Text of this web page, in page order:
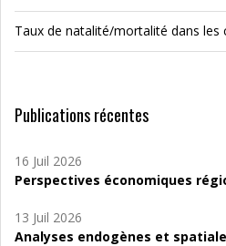
Taux de natalité/mortalité dans les
Publications récentes
16 Juil 2026
Perspectives économiques
13 Juil 2026
Analyses endogènes et